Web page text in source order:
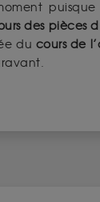
des pièces
du cours de